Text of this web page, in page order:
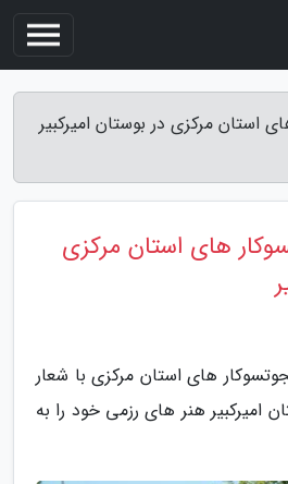
استان مرکزی در بوستان امیرکبیر
های استان مرکزی
های استان مرکزی با شعار
امیرکبیر هنر های رزمی خود را به